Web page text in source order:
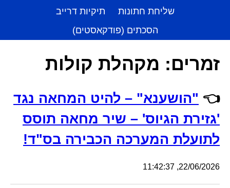
שליחת חתונות
תיקיות דרייב
הסכתים (פודקאסטים)
זמרים: מקהלת קולות
👈 "הושענא" – להיט המחאה נגד
'גזירת הגיוס' – שיר מחאה תוסס
לתועלת המערכה הכבירה בס"ד!
22/06/2026, 11:42:37